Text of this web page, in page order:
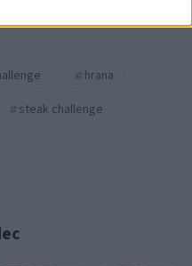
hrana
steak challenge